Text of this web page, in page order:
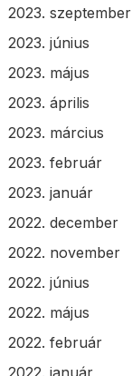
2023. szeptember
2023. június
2023. május
2023. április
2023. március
2023. február
2023. január
2022. december
2022. november
2022. június
2022. május
2022. február
2022. január